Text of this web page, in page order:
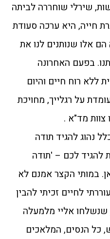
שירלי שוחררה לביתה
חייה, היא ערכה סעודת
אלו שנותנים לנו את
בפעם האחרונה
ללא רוח חיים והיום
על רגלייך, מחויכת
צוות מד"א .
נהוג להגיד תודה
לכם – 'תודה
במותי הקצר אמנם לא
לחיים זכיתי להבין
שנשלחו אליי מלמעלה
כל הנסים, המלאכים